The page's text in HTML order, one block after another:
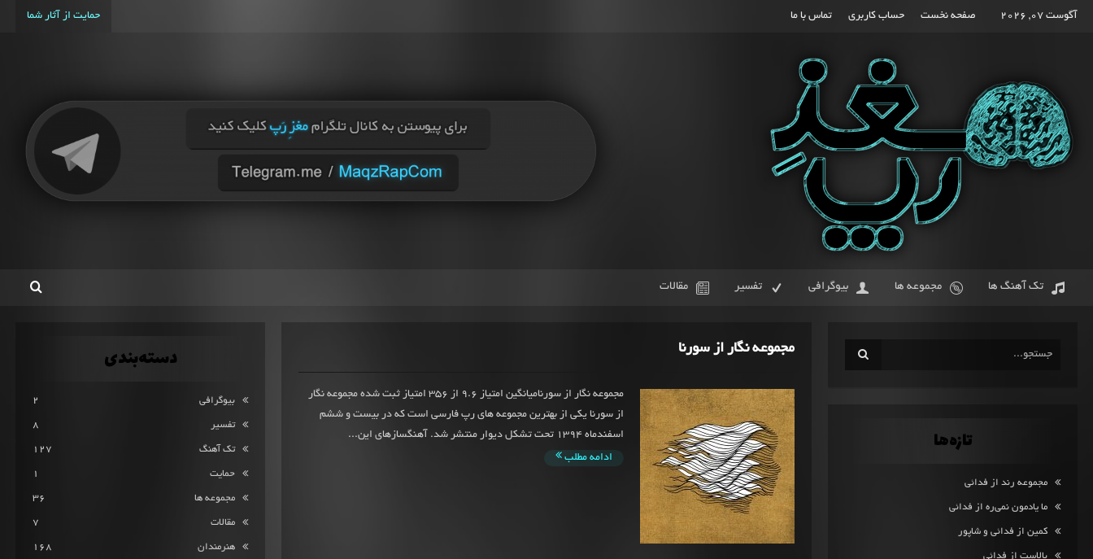
آگوست 07, 2026 حمایت از آثار شما صفحه نخست حساب کاربری تماس با ما
تک آهنگ ها مجموعه ها بیوگرافی تفسیر مقالات
مجموعه نگار از سورنا
مجموعه نگار از سورنامیانگین امتیاز 9.6 از 356 امتیاز ثبت شده مجموعه نگار
از سورنا یکی از بهترین مجموعه های رپ فارسی است که در بیست و ششم
اسفندماه 1394 تحت تشکل دیوار منتشر شد. آهنگسازهای این...
ادامه مطلب
دسته‌بندی
بیوگرافی 2
تفسیر 8
تک آهنگ 127
حمایت 1
مجموعه ها 36
مقالات 7
هنرمندان 168
تازه‌ها
مجموعه رند از فدائی
ما یادمون نمی‌ره از فدائی
کمین از فدائی و شاپور
بالاست از فدائی